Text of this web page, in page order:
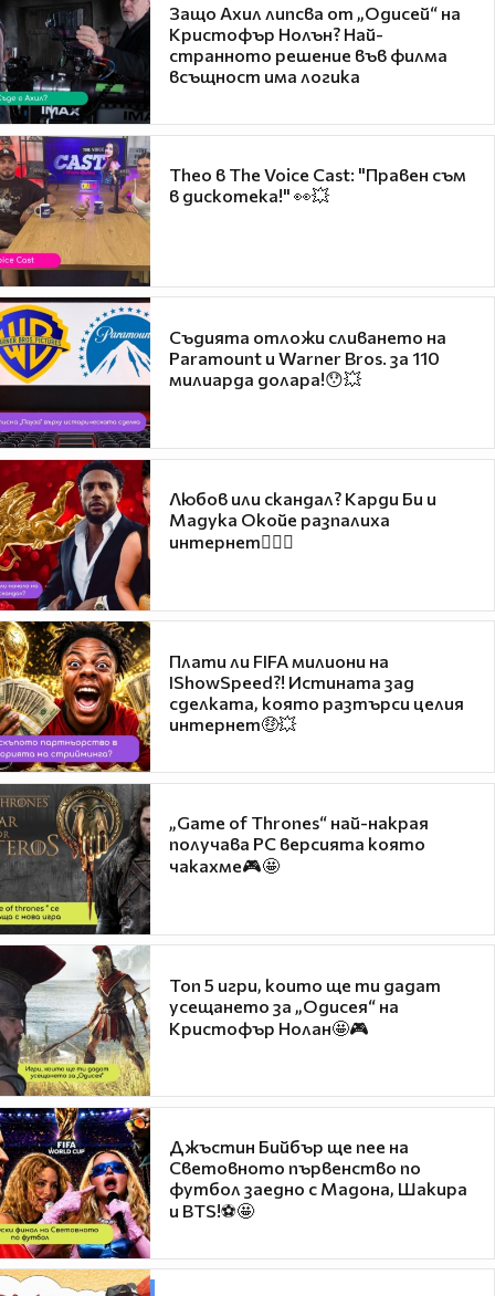
Защо Ахил липсва от „Одисей“ на
Кристофър Нолън? Най-
странното решение във филма
всъщност има логика
Theo в The Voice Cast: "Правен съм
в дискотека!" 👀💥
Съдията отложи сливането на
Paramount и Warner Bros. за 110
милиарда долара!😯💥
Любов или скандал? Карди Би и
Мадука Окойе разпалиха
интернет❤️‍🔥🔥
Плати ли FIFA милиони на
IShowSpeed?! Истината зад
сделката, която разтърси целия
интернет🤑💥
„Game of Thrones“ най-накрая
получава PC версията която
чакахме🎮🤩
Топ 5 игри, които ще ти дадат
усещането за „Одисея“ на
Кристофър Нолан🤩🎮
Джъстин Бийбър ще пее на
Световното първенство по
футбол заедно с Мадона, Шакира
и BTS!⚽🤩